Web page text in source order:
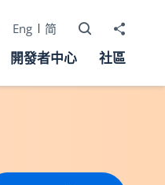
Eng 简 打開搜尋器
分享至
開發者中心 社區